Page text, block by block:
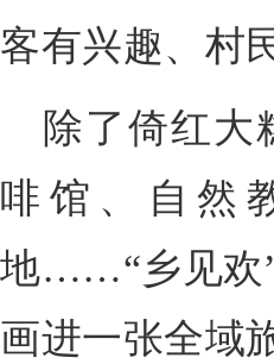
客有兴趣、村
除了倚红大
啡馆、自然
地……“乡见欢
画进一张全域